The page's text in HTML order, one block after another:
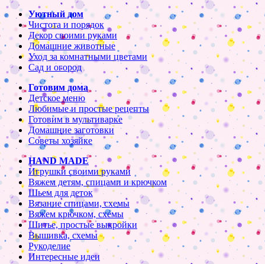
Уютный дом
Чистота и порядок
Декор своими руками
Домашние животные
Уход за комнатными цветами
Сад и огород
Готовим дома
Детское меню
Любимые и простые рецепты
Готовим в мультиварке
Домашние заготовки
Советы хозяйке
HAND MADE
Игрушки своими руками
Вяжем детям, спицами и крючком
Шьем для деток
Вязание спицами, схемы
Вяжем крючком, схемы
Шитье, простые выкройки
Вышивка, схемы
Рукоделие
Интересные идеи